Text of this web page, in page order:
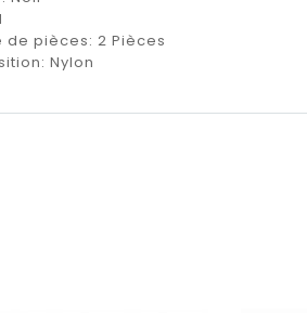
de pièces: 2 Pièces
Nylon